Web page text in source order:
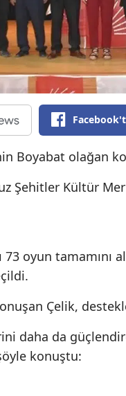
Boyabat olağan
Şehitler Kültür
73 oyun tamamını
Çelik,
daha da
konuştu: